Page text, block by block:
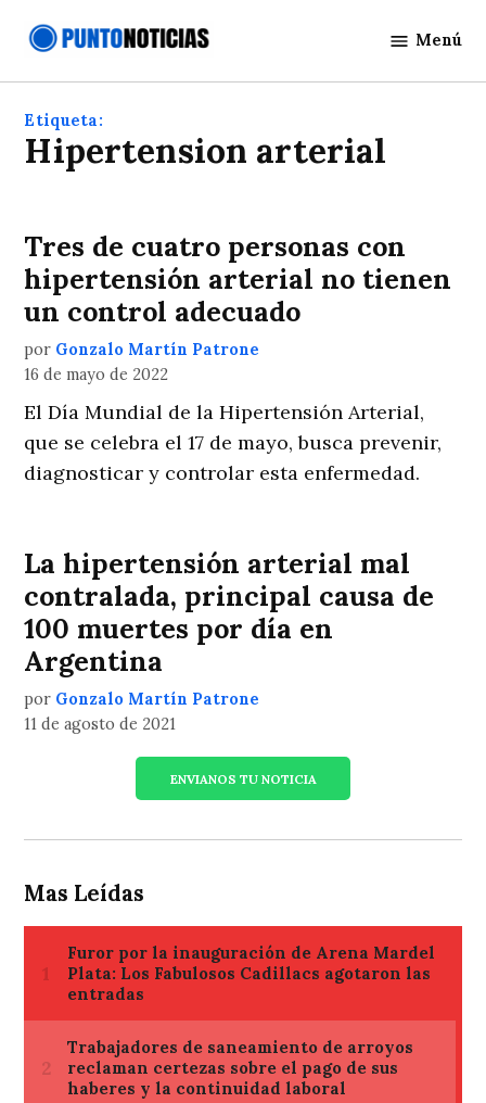
Noticias
Menú
Etiqueta:
Hipertension arterial
Tres de cuatro personas con
hipertensión arterial no tienen
un control adecuado
por Gonzalo Martín Patrone
16 de mayo de 2022
El Día Mundial de la Hipertensión Arterial,
que se celebra el 17 de mayo, busca prevenir,
diagnosticar y controlar esta enfermedad.
La hipertensión arterial mal
contralada, principal causa de
100 muertes por día en
Argentina
por Gonzalo Martín Patrone
11 de agosto de 2021
ENVIANOS TU NOTICIA
Mas Leídas